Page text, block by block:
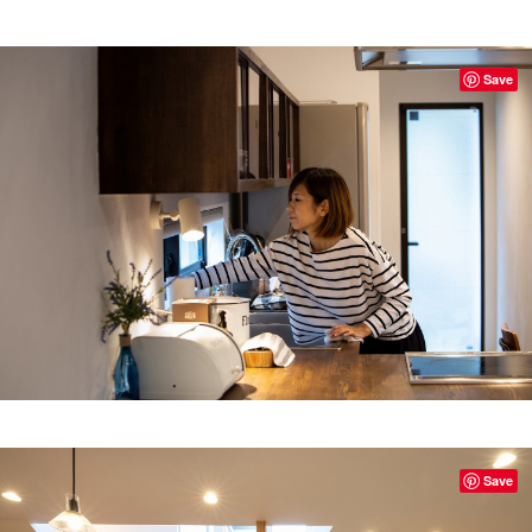
Save
Save